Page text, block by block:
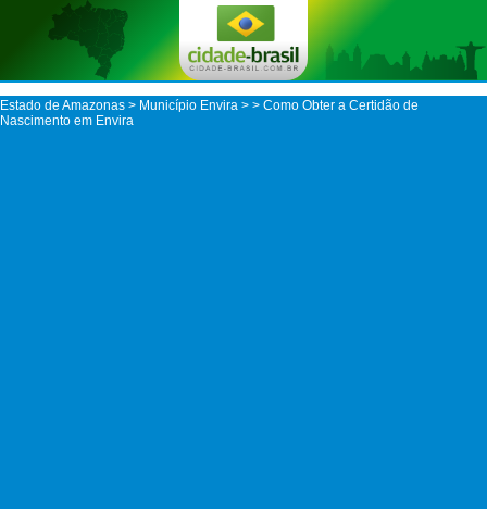
Estado de Amazonas > Município Envira > > Como Obter a Certidão de
Nascimento em Envira